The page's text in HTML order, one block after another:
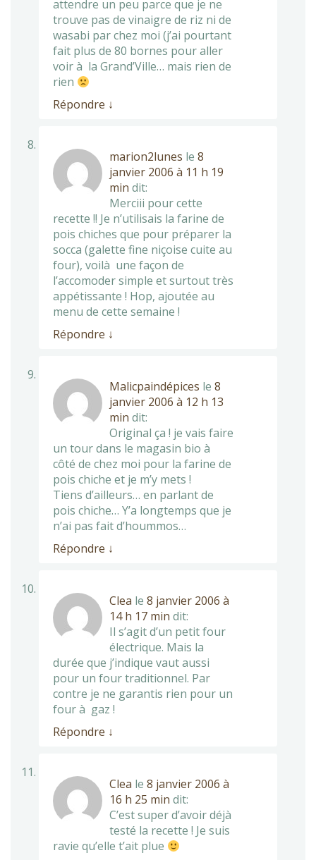
attendre un peu parce que je ne
trouve pas de vinaigre de riz ni de
wasabi par chez moi (j’ai pourtant
fait plus de 80 bornes pour aller
voir à la Grand’Ville… mais rien de
rien
Répondre ↓
marion2lunes le 8
janvier 2006 à 11 h 19
min dit:
Merciii pour cette
recette !! Je n’utilisais la farine de
pois chiches que pour préparer la
socca (galette fine niçoise cuite au
four), voilà une façon de
l’accomoder simple et surtout très
appétissante ! Hop, ajoutée au
menu de cette semaine !
Répondre ↓
Malicpaindépices le 8
janvier 2006 à 12 h 13
min dit:
Original ça ! je vais faire
un tour dans le magasin bio à
côté de chez moi pour la farine de
pois chiche et je m’y mets !
Tiens d’ailleurs… en parlant de
pois chiche… Y’a longtemps que je
n’ai pas fait d’hoummos…
Répondre ↓
Clea le 8 janvier 2006 à
14 h 17 min dit:
Il s’agit d’un petit four
électrique. Mais la
durée que j’indique vaut aussi
pour un four traditionnel. Par
contre je ne garantis rien pour un
four à gaz !
Répondre ↓
Clea le 8 janvier 2006 à
16 h 25 min dit:
C’est super d’avoir déjà
testé la recette ! Je suis
ravie qu’elle t’ait plue